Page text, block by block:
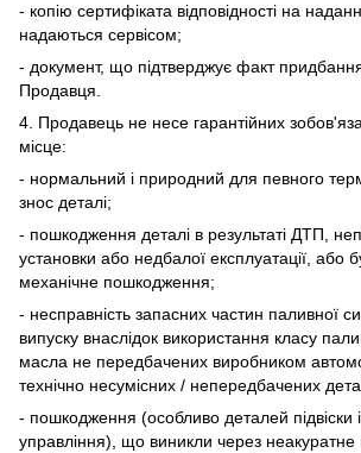
- копію сертифіката відповідності на
надаються сервісом;
- документ, що підтверджує факт
Продавця.
4. Продавець не несе гарантійних
місце:
- нормальний і природний для певного
знос деталі;
- пошкодження деталі в результаті ДТП,
установки або недбалої експлуатації, або
механічне пошкодження;
- несправність запасних частин паливної
випуску внаслідок використання класу
масла не передбачених виробником
технічно несумісних / непередбачених
- пошкодження (особливо деталей підвіски
управління), що виникли через неакуратне